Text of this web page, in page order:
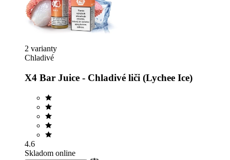
2 varianty
Chladivé
X4 Bar Juice - Chladivé liči (Lychee Ice)
4.6
Skladom online